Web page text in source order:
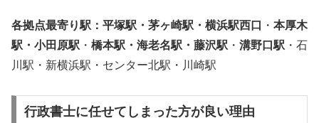
各拠点最寄り駅：平塚駅・茅ヶ崎駅・横浜駅西口 ・ 本厚木
駅・小田原駅 ・ 橋本駅・海老名駅・藤沢駅 ・ 溝野口駅 ・石
川駅・新横浜駅・センター北駅・川崎駅
行政書士に任せてしまった方が良い理由